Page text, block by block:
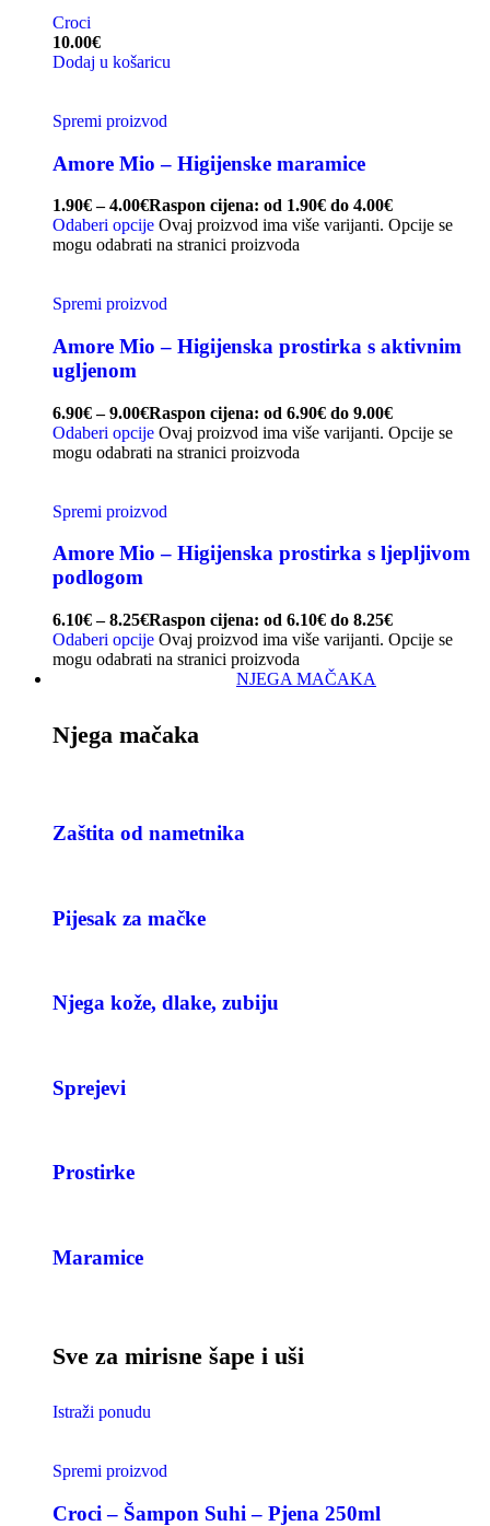
Croci
10.00€
Dodaj u košaricu
Spremi proizvod
Amore Mio – Higijenske maramice
1.90€ – 4.00€Raspon cijena: od 1.90€ do 4.00€
Odaberi opcije Ovaj proizvod ima više varijanti. Opcije se
mogu odabrati na stranici proizvoda
Spremi proizvod
Amore Mio – Higijenska prostirka s aktivnim
ugljenom
6.90€ – 9.00€Raspon cijena: od 6.90€ do 9.00€
Odaberi opcije Ovaj proizvod ima više varijanti. Opcije se
mogu odabrati na stranici proizvoda
Spremi proizvod
Amore Mio – Higijenska prostirka s ljepljivom
podlogom
6.10€ – 8.25€Raspon cijena: od 6.10€ do 8.25€
Odaberi opcije Ovaj proizvod ima više varijanti. Opcije se
mogu odabrati na stranici proizvoda
NJEGA MAČAKA
Njega mačaka
Zaštita od nametnika
Pijesak za mačke
Njega kože, dlake, zubiju
Sprejevi
Prostirke
Maramice
Sve za mirisne šape i uši
Istraži ponudu
Spremi proizvod
Croci – Šampon Suhi – Pjena 250ml